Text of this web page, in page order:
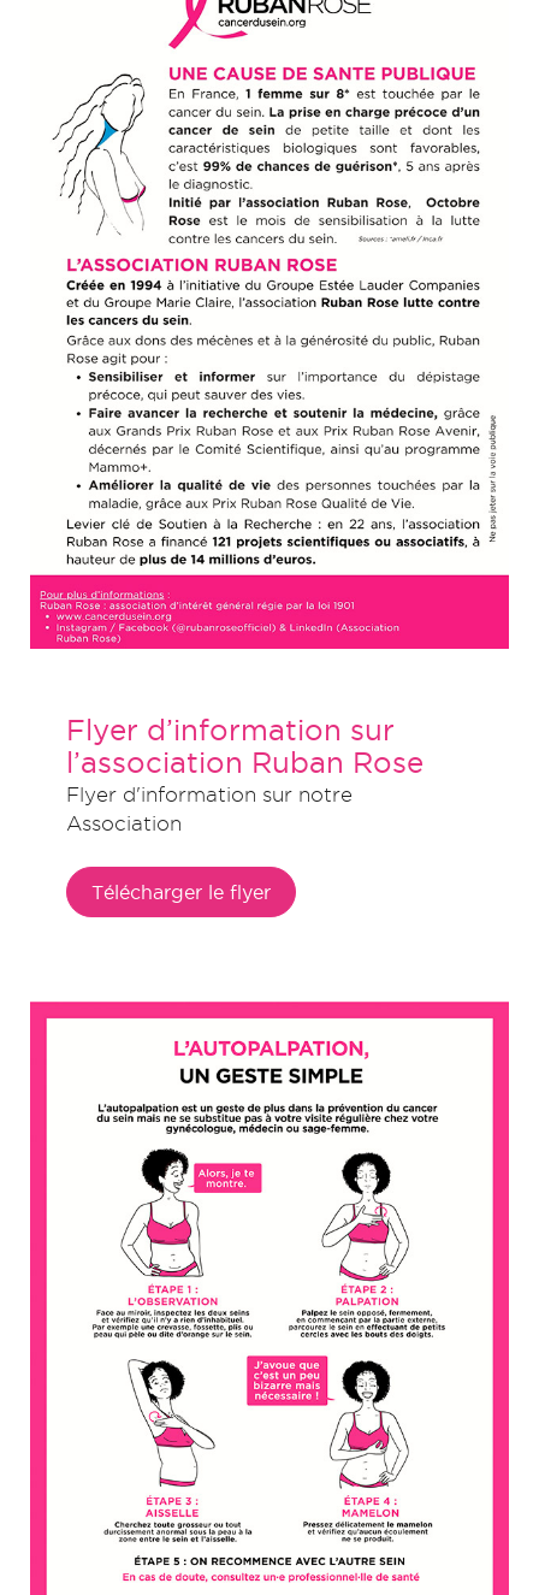
Flyer d’information sur
l’association Ruban Rose
Flyer d'information sur notre
Association
Télécharger le flyer